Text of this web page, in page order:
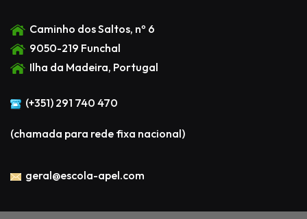
Caminho dos Saltos, nº 6
9050-219 Funchal
Ilha da Madeira, Portugal
(+351) 291 740 470
(chamada para rede fixa nacional)
geral@escola-apel.com